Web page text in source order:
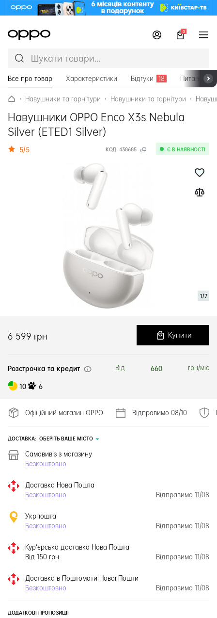
0
Все про товар Характеристики Відгуки 18
Питання та
Навушники та гарнітури
Навушники та гарнітури
Навушники OPPO Enco X3s Nebula
Silver (ETED1 Silver)
КОД:438685
5/5 Є В НАЯВНОСТІ
1/7
6 599 грн Купити
Розстрочка та кредит Від 660 грн/міс
10 6
Офіційний магазин ОРРО Відправимо 08/10
ДОСТАВКА: ОБЕРІТЬ ВАШЕ МІСТО
Самовивіз з магазину
Безкоштовно
Доставка Нова Пошта
Безкоштовно
Відправимо 11/08
Укрпошта
Безкоштовно
Відправимо 11/08
Кур'єрська доставка Нова Пошта
Від 150 грн.
Відправимо 11/08
Доставка в Поштомати Нової Пошти
Безкоштовно
Відправимо 11/08
ДОДАТКОВІ ПРОПОЗИЦІЇ